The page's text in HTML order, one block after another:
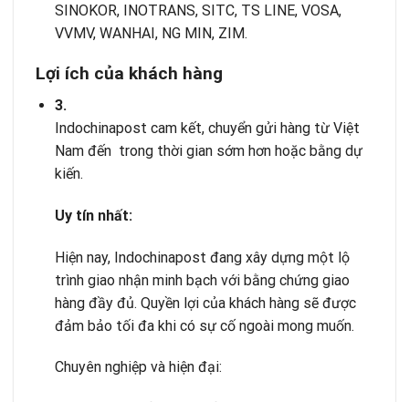
SINOKOR, INOTRANS, SITC, TS LINE, VOSA,
VVMV, WANHAI, NG MIN, ZIM.
Lợi ích của khách hàng
3.
Indochinapost cam kết, chuyển gửi hàng từ Việt
Nam đến trong thời gian sớm hơn hoặc bằng dự
kiến.
Uy tín nhất:
Hiện nay, Indochinapost đang xây dựng một lộ
trình giao nhận minh bạch với bằng chứng giao
hàng đầy đủ. Quyền lợi của khách hàng sẽ được
đảm bảo tối đa khi có sự cố ngoài mong muốn.
Chuyên nghiệp và hiện đại: